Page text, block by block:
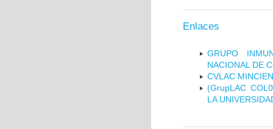
Enlaces
GRUPO
NACIONAL DE
CVLAC
(GrupLAC
LA